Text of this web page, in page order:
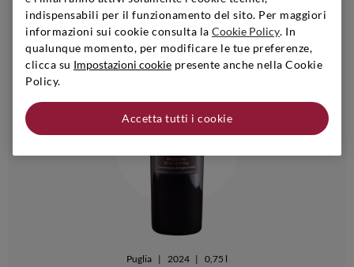
Puglia | 2024 | 0,75 l
indispensabili per il funzionamento del sito. Per maggiori
informazioni sui cookie consulta la Cookie Policy. In
qualunque momento, per modificare le tue preferenze,
clicca su Impostazioni cookie presente anche nella Cookie
Policy.
Accetta tutti i cookie